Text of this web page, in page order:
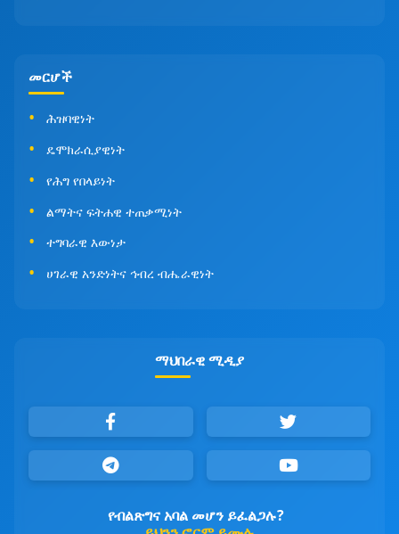
መርሆች
ሕዝባዊነት
ዴሞክራሲያዊነት
የሕግ የበላይነት
ልማትና ፍትሐዊ ተጠቃሚነት
ተግባራዊ እውነታ
ሀገራዊ አንድነትና ኅብረ ብሔራዊነት
ማህበራዊ ሚዲያ
የብልጽግና አባል መሆን ይፈልጋሉ?